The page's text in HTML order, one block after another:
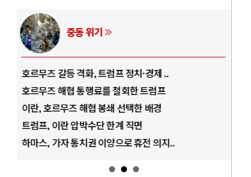
중동 위기
호르무즈 갈등 격화, 트럼프 정치·경제 ..
호르무즈 해협 통행료를 철회한 트럼프
이란, 호르무즈 해협 봉쇄 선택한 배경
트럼프, 이란 압박수단 한계 직면
하마스, 가자 통치권 이양으로 휴전 의지..